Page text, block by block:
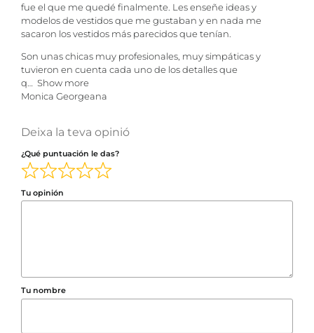
t
e
d
o
5
fue el que me quedé finalmente. Les enseñe ideas y
modelos de vestidos que me gustaban y en nada me
sacaron los vestidos más parecidos que tenían.
Son unas chicas muy profesionales, muy simpáticas y
tuvieron en cuenta cada uno de los detalles que
q
Show more
Monica Georgeana
Deixa la teva opinió
¿Qué puntuación le das?
Tu opinión
Tu nombre